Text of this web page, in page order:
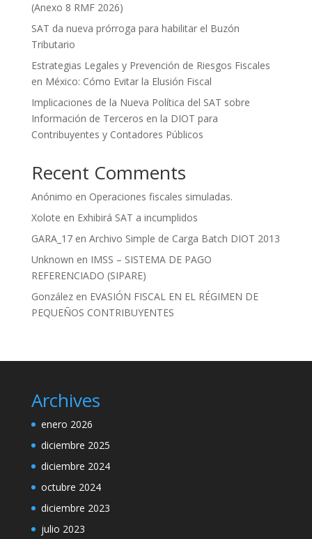
(Anexo 8 RMF 2026)
SAT da nueva prórroga para habilitar el Buzón
Tributario
Estrategias Legales y Prevención de Riesgos Fiscales
en México: Cómo Evitar la Elusión Fiscal
Implicaciones de la Nueva Política del SAT sobre
Información de Terceros en la DIOT para
Contribuyentes y Contadores Públicos
Recent Comments
Anónimo en Operaciones fiscales simuladas.
Xolote en Exhibirá SAT a incumplidos
GARA_17en Archivo Simple de Carga Batch DIOT 2013
Unknown en IMSS – SISTEMA DE PAGO
REFERENCIADO (SIPARE)
Gonzálezen EVASIÓN FISCAL EN EL RÉGIMEN DE
PEQUEÑOS CONTRIBUYENTES
Archives
enero 2026
diciembre 2025
diciembre 2024
octubre 2024
diciembre 2023
julio 2023